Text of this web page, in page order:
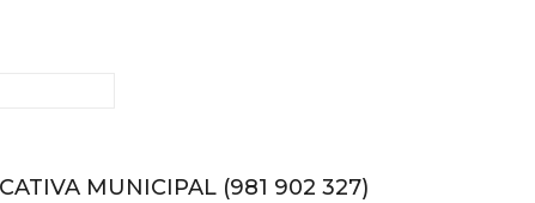
MUNICIPAL (981 902 327)